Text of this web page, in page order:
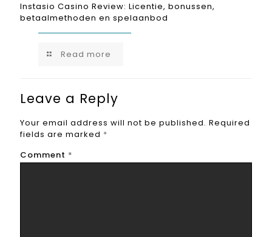
Instasio Casino Review: Licentie, bonussen,
betaalmethoden en spelaanbod
Read more
Leave a Reply
Your email address will not be published. Required
fields are marked *
Comment *